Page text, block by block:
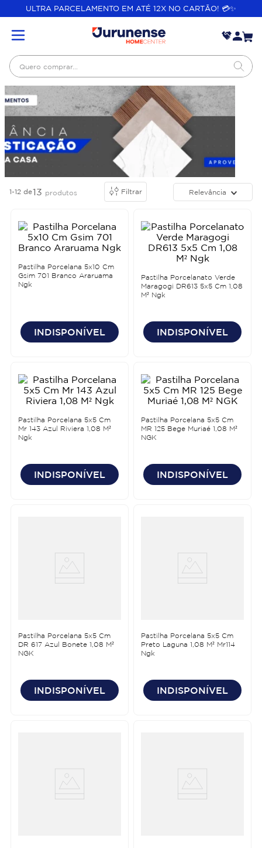
ULTRA PARCELAMENTO EM ATÉ 12X NO CARTÃO! 💳✨
Quero comprar...
1-12 de13 produtos Filtrar Relevância
Pastilha Porcelana 5x10 Cm
Gsim 701 Branco Araruama
Ngk
INDISPONÍVEL
Pastilha Porcelanato Verde
Maragogi DR613 5x5 Cm 1,08
M² Ngk
INDISPONÍVEL
Pastilha Porcelana 5x5 Cm
Mr 143 Azul Riviera 1,08 M²
Ngk
INDISPONÍVEL
Pastilha Porcelana 5x5 Cm
MR 125 Bege Muriaé 1,08 M²
NGK
INDISPONÍVEL
Pastilha Porcelana 5x5 Cm
DR 617 Azul Bonete 1,08 M²
NGK
INDISPONÍVEL
Pastilha Porcelana 5x5 Cm
Preto Laguna 1,08 M² Mr114
Ngk
INDISPONÍVEL